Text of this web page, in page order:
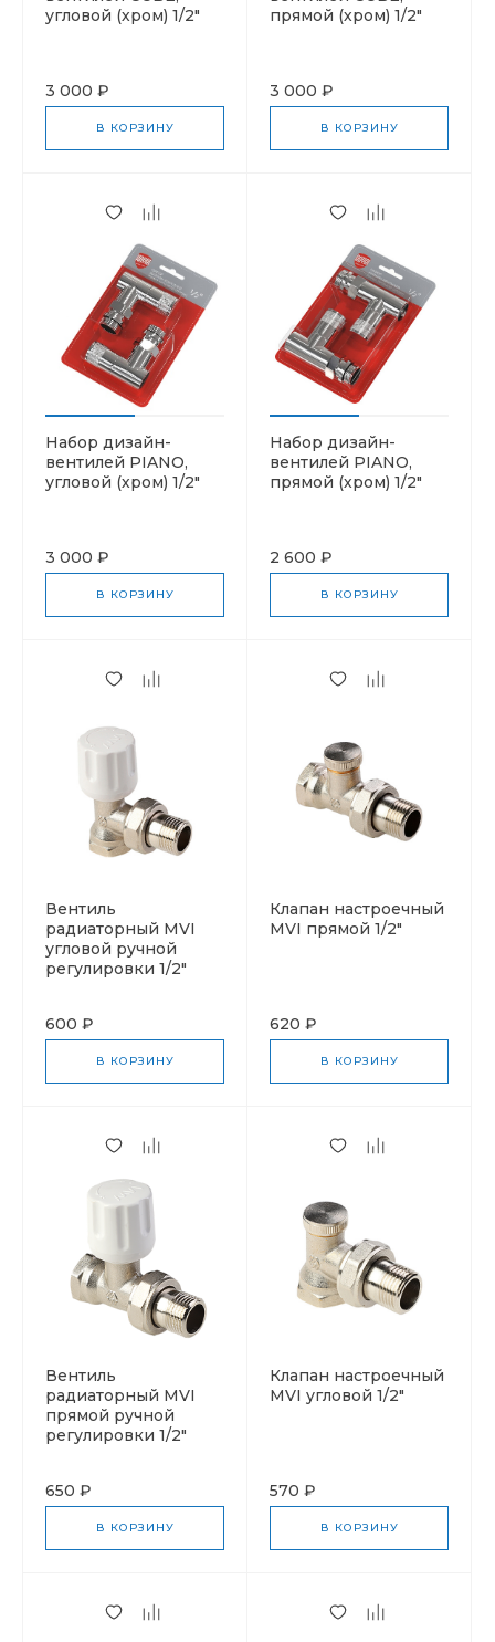
угловой (хром) 1/2"
3 000 ₽
В КОРЗИНУ
прямой (хром) 1/2"
3 000 ₽
В КОРЗИНУ
Набор дизайн-
вентилей PIANO,
угловой (хром) 1/2"
3 000 ₽
В КОРЗИНУ
Набор дизайн-
вентилей PIANO,
прямой (хром) 1/2"
2 600 ₽
В КОРЗИНУ
Вентиль
радиаторный MVI
угловой ручной
регулировки 1/2"
600 ₽
В КОРЗИНУ
Клапан настроечный
MVI прямой 1/2"
620 ₽
В КОРЗИНУ
Вентиль
радиаторный MVI
прямой ручной
регулировки 1/2"
650 ₽
В КОРЗИНУ
Клапан настроечный
MVI угловой 1/2"
570 ₽
В КОРЗИНУ